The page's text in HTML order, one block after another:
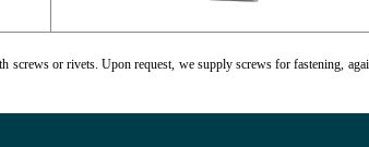
screws or rivets. Upon request, we supply screws for fastening,